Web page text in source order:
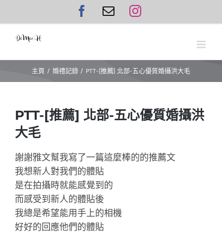
content
Facebook
Email:Instagram
主頁 婚禮記錄 PTT-[推薦] 北部-五心優質婚攝洪大毛
PTT-[推薦] 北部-五心優質婚攝洪
大毛
謝謝雅文幫我寫了一篇這麼棒的的推薦文
我想新人對我們的體貼
是在拍攝時就能感覺到的
而感受到新人的體貼後
我總是希望能用手上的相機
好好的回應他們的體貼